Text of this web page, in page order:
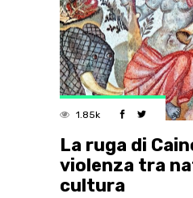
1.85k
La ruga di
violenza tra
cultura